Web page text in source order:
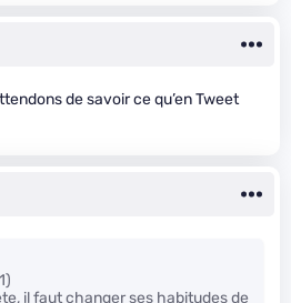
de savoir ce qu’en Tweet
il faut changer ses habitudes de